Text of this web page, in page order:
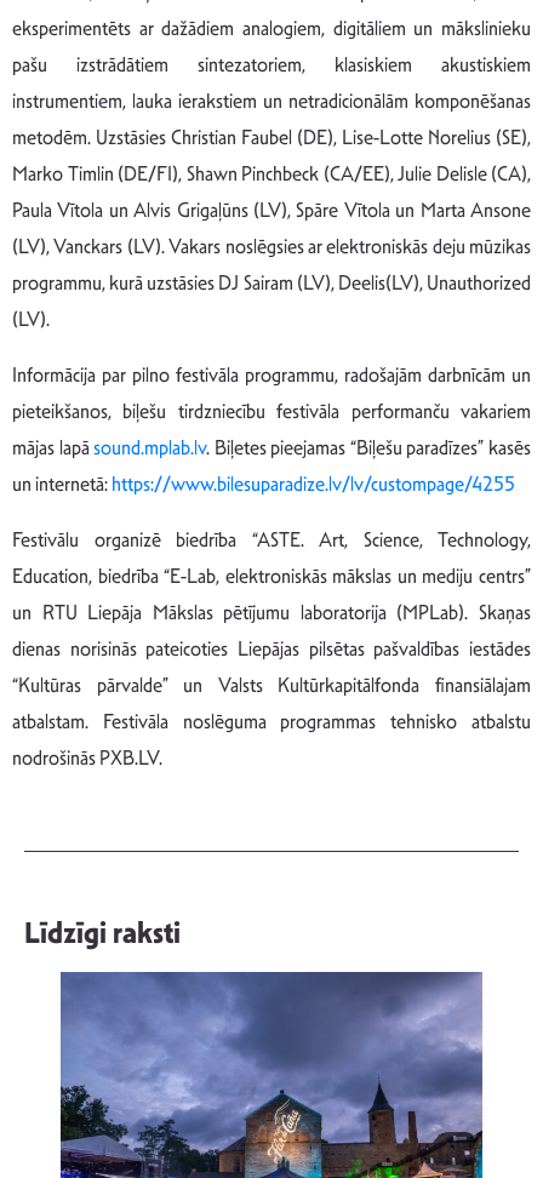
eksperimentēts ar dažādiem analogiem, digitāliem un mākslinieku
pašu izstrādātiem sintezatoriem, klasiskiem akustiskiem
instrumentiem, lauka ierakstiem un netradicionālām komponēšanas
metodēm. Uzstāsies Christian Faubel (DE), Lise-Lotte Norelius (SE),
Marko Timlin (DE/FI), Shawn Pinchbeck (CA/EE), Julie Delisle (CA),
Paula Vītola un Alvis Grigaļūns (LV), Spāre Vītola un Marta Ansone
(LV), Vanckars (LV). Vakars noslēgsies ar elektroniskās deju mūzikas
programmu, kurā uzstāsies DJ Sairam (LV), Deelis(LV), Unauthorized
(LV).
Informācija par pilno festivāla programmu, radošajām darbnīcām un
pieteikšanos, biļešu tirdzniecību festivāla performanču vakariem
mājas lapāsound.mplab.lv. Biļetes pieejamas “Biļešu paradīzes” kasēs
un internetā:https://www.bilesuparadize.lv/lv/custompage/4255
Festivālu organizē biedrība “ASTE. Art, Science, Technology,
Education, biedrība “E-Lab, elektroniskās mākslas un mediju centrs”
un RTU Liepāja Mākslas pētījumu laboratorija (MPLab). Skaņas
dienas norisinās pateicoties Liepājas pilsētas pašvaldības iestādes
“Kultūras pārvalde” un Valsts Kultūrkapitālfonda finansiālajam
atbalstam. Festivāla noslēguma programmas tehnisko atbalstu
nodrošinās PXB.LV.
Līdzīgi raksti